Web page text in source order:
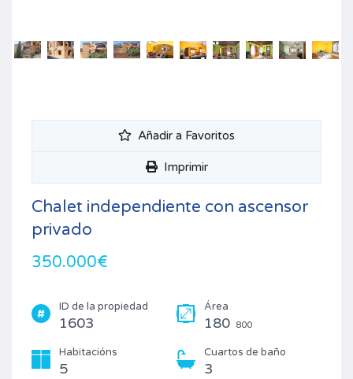
Añadir a Favoritos
Imprimir
Chalet independiente con ascensor
privado
350.000€
ID de la propiedad
1603
Área
180 800
Habitacións
5
Cuartos de baño
3